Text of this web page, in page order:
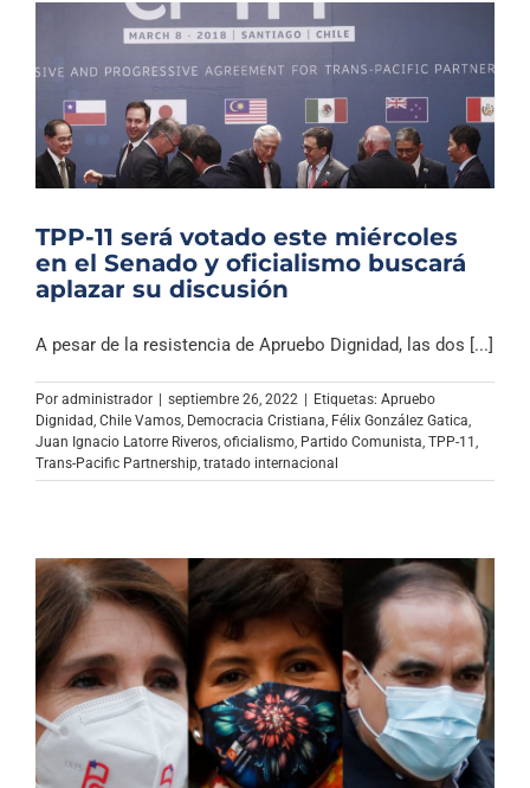
TPP-11 será votado este miércoles
en el Senado y oficialismo buscará
aplazar su discusión
A pesar de la resistencia de Apruebo Dignidad, las dos [...]
Por administrador septiembre 26, 2022 Etiquetas: Apruebo
Dignidad, Chile Vamos, Democracia Cristiana, Félix González Gatica,
Juan Ignacio Latorre Riveros, oficialismo, Partido Comunista, TPP-11 ,
Trans-Pacific Partnership, tratado internacional